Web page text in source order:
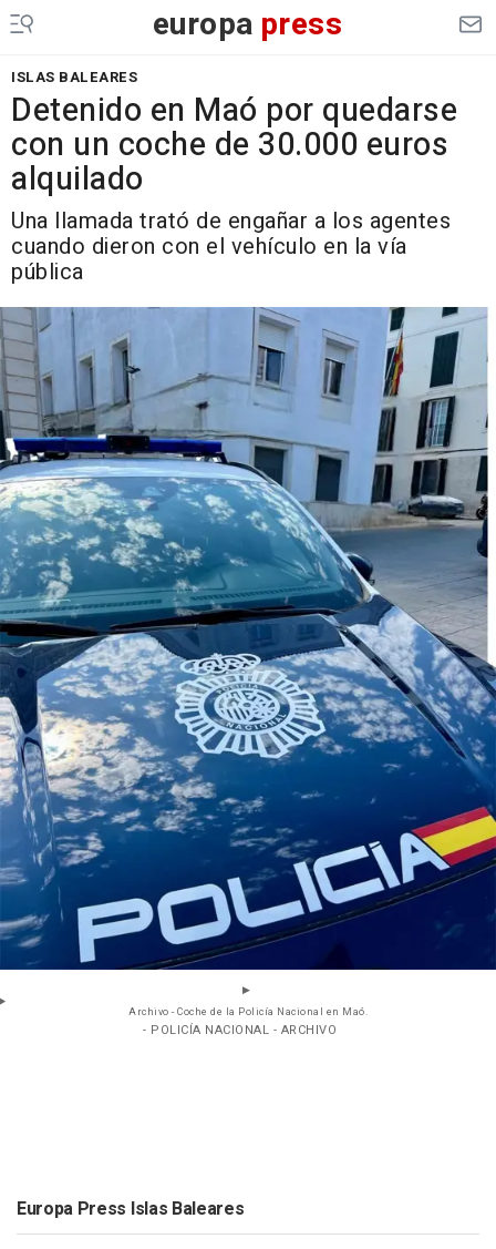
europa press
ISLAS BALEARES
Detenido en Maó por quedarse
con un coche de 30.000 euros
alquilado
Una llamada trató de engañar a los agentes
cuando dieron con el vehículo en la vía
pública
Archivo - Coche de la Policía Nacional en Maó.
- POLICÍA NACIONAL - ARCHIVO
Europa Press Islas Baleares